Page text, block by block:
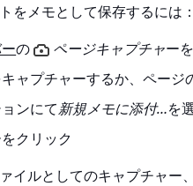
をメモとして保存するには：
の ページキャプチャー
ャプチャーするか、ペー
ンにて新規メモに添付…を
クリック
イルとしてのキャプチャー